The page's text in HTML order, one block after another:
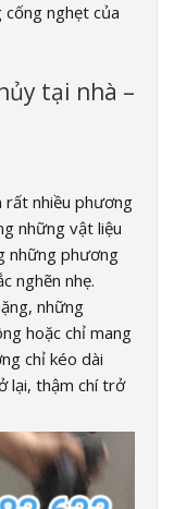
cống nghẹt của
tại nhà –
rất nhiều phương
những vật liệu
những phương
nghẽn nhẹ.
những
hoặc chỉ mang
chỉ kéo dài
lại, thậm chí trở